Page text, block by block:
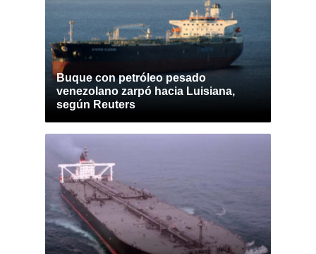
Buque con petróleo pesado
venezolano zarpó hacia Luisiana,
según Reuters